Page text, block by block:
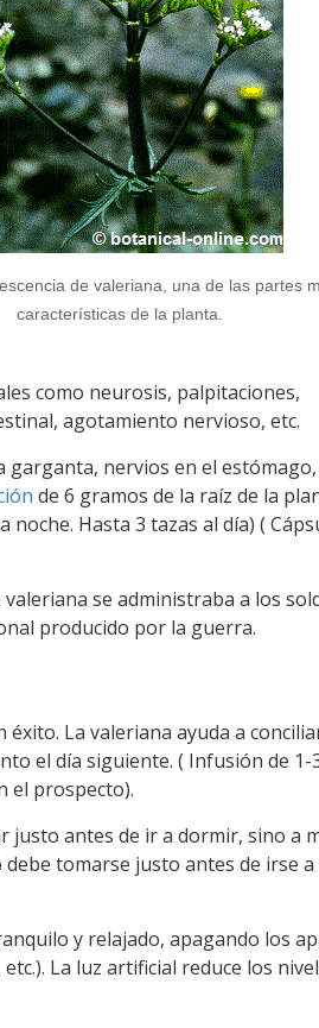
de valeriana, una de las partes
características de la planta.
como neurosis, palpitaciones,
agotamiento nervioso, etc.
garganta, nervios en el estómago,
de 6 gramos de la raíz de la
Hasta 3 tazas al día) (
se administraba a los
producido por la guerra.
éxito. La valeriana ayuda a
el día siguiente. ( Infusión de 1-
el prospecto).
justo antes de ir a dormir, sino a
tomarse justo antes de irse
y relajado, apagando los
La luz artificial reduce los